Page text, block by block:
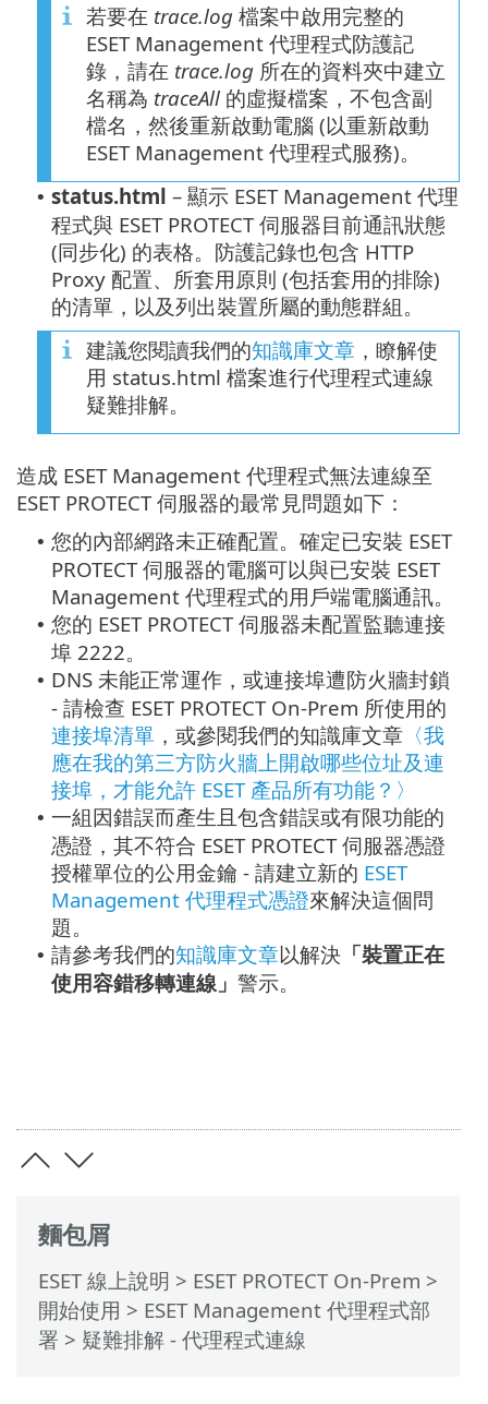
麵包屑
ESET 線上說明 > ESET PROTECT On-Prem >
開始使用 > ESET Management 代理程式部
署 > 疑難排解 - 代理程式連線
若要在 trace.log 檔案中啟用完整的
ESET Management 代理程式防護記
錄，請在 trace.log 所在的資料夾中建立
名稱為 traceAll 的虛擬檔案，不包含副
檔名，然後重新啟動電腦 (以重新啟動
ESET Management 代理程式服務)。
• status.html – 顯示 ESET Management 代理
程式與 ESET PROTECT 伺服器目前通訊狀態
(同步化) 的表格。防護記錄也包含 HTTP
Proxy 配置、所套用原則 (包括套用的排除)
的清單，以及列出裝置所屬的動態群組。
建議您閱讀我們的知識庫文章 ，瞭解使
用 status.html 檔案進行代理程式連線
疑難排解。
造成 ESET Management 代理程式無法連線至
ESET PROTECT 伺服器的最常見問題如下：
• 您的內部網路未正確配置。確定已安裝 ESET
PROTECT 伺服器的電腦可以與已安裝 ESET
Management 代理程式的用戶端電腦通訊。
• 您的 ESET PROTECT 伺服器未配置監聽連接
埠 2222。
• DNS 未能正常運作，或連接埠遭防火牆封鎖
- 請檢查 ESET PROTECT On-Prem 所使用的
連接埠清單 ，或參閱我們的知識庫文章 〈我
應在我的第三方防火牆上開啟哪些位址及連
接埠，才能允許 ESET 產品所有功能？〉
• 一組因錯誤而產生且包含錯誤或有限功能的
憑證，其不符合 ESET PROTECT 伺服器憑證
授權單位的公用金鑰 - 請建立新的 ESET
Management 代理程式憑證來解決這個問
題。
• 請參考我們的知識庫文章以解決 「裝置正在
使用容錯移轉連線」 警示。